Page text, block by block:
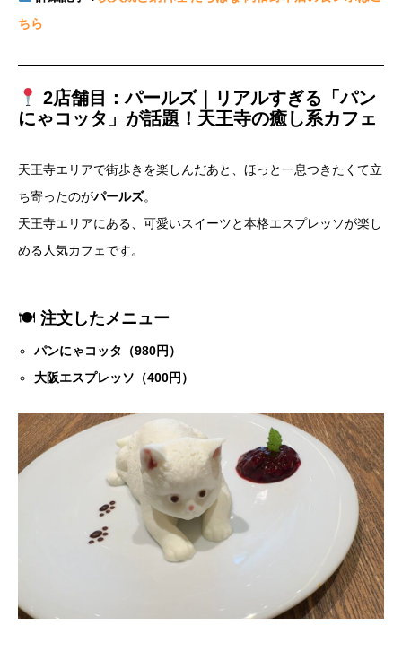
ちら
2店舗目：パールズ｜リアルすぎる「パン
にゃコッタ」が話題！天王寺の癒し系カフェ
天王寺エリアで街歩きを楽しんだあと、ほっと一息つきたくて立
ち寄ったのがパールズ。
天王寺エリアにある、可愛いスイーツと本格エスプレッソが楽し
める人気カフェです。
🍽 注文したメニュー
パンにゃコッタ（980円）
大阪エスプレッソ（400円）